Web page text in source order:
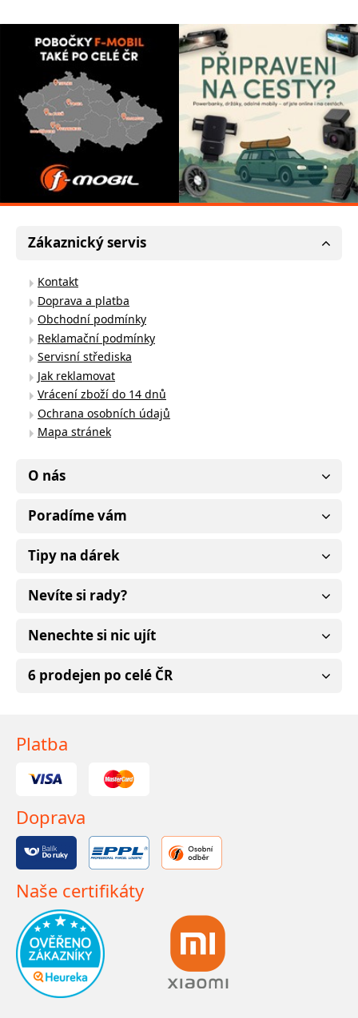
Zákaznický servis
Kontakt
Doprava a platba
Obchodní podmínky
Reklamační podmínky
Servisní střediska
Jak reklamovat
Vrácení zboží do 14 dnů
Ochrana osobních údajů
Mapa stránek
O nás
Poradíme vám
Tipy na dárek
Nevíte si rady?
Nenechte si nic ujít
6 prodejen po celé ČR
Platba
Doprava
Naše certifikáty